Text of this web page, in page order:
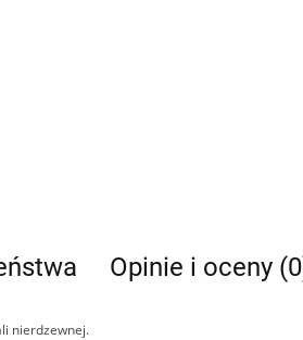
Opinie i oceny
nierdzewnej.